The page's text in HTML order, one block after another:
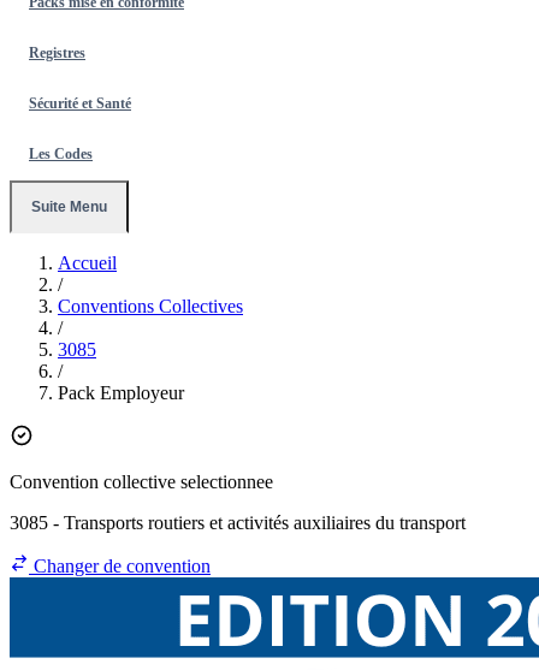
Registres
Sécurité et Santé
Les Codes
Suite Menu
Accueil
/
Conventions Collectives
/
3085
/
Pack Employeur
Convention collective selectionnee
3085 - Transports routiers et activités auxiliaires du transport
Changer de convention